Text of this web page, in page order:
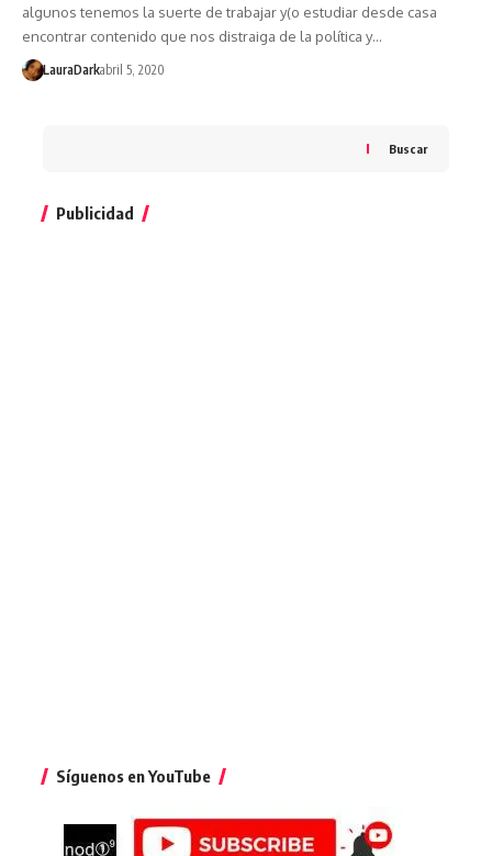
algunos tenemos la suerte de trabajar y(o estudiar desde casa
encontrar contenido que nos distraiga de la política y…
LauraDarkabril 5, 2020
Buscar
Publicidad
Síguenos en YouTube